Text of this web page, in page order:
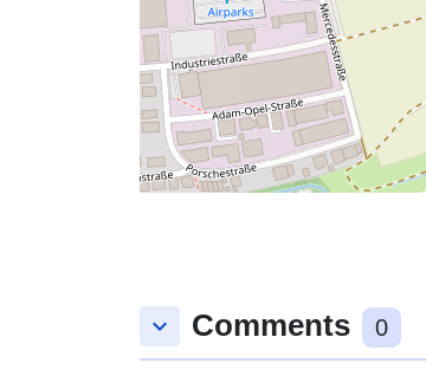
keyboard_arrow_down Comments 0